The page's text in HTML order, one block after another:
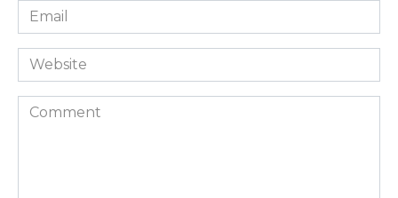
Email
*
Website
Comment